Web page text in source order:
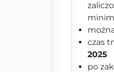
czas
2025
po